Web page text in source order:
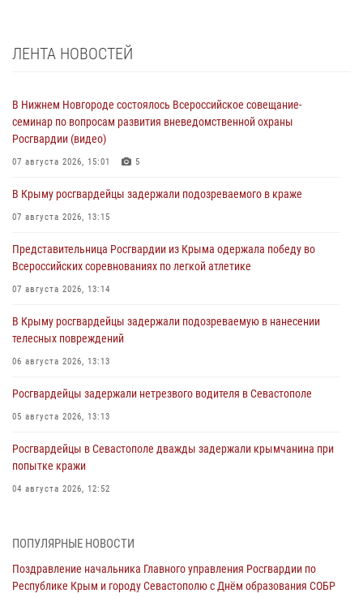
ЛЕНТА НОВОСТЕЙ
В Нижнем Новгороде состоялось Всероссийское совещание-
семинар по вопросам развития вневедомственной охраны
Росгвардии (видео)
07 августа 2026, 15:01 5
В Крыму росгвардейцы задержали подозреваемого в краже
07 августа 2026, 13:15
Представительница Росгвардии из Крыма одержала победу во
Всероссийских соревнованиях по легкой атлетике
07 августа 2026, 13:14
В Крыму росгвардейцы задержали подозреваемую в нанесении
телесных повреждений
06 августа 2026, 13:13
Росгвардейцы задержали нетрезвого водителя в Севастополе
05 августа 2026, 13:13
Росгвардейцы в Севастополе дважды задержали крымчанина при
попытке кражи
04 августа 2026, 12:52
мужчину
Росгвардия в Крыму и Севастополе задержала ряд
ПОПУЛЯРНЫЕ НОВОСТИ
Поздравление начальника Главного управления Росгвардии по
Республике Крым и городу Севастополю с Днём образования СОБР